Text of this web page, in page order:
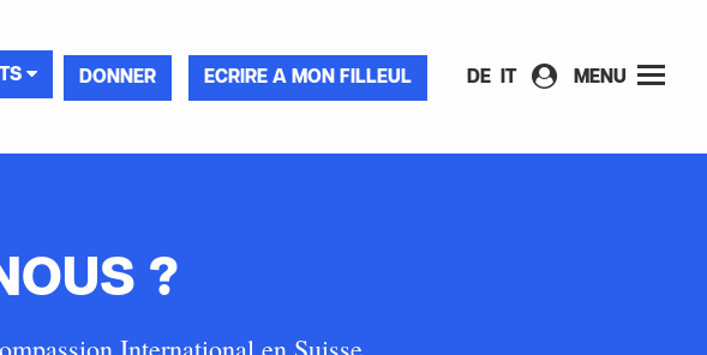
DONNER ECRIRE A MON FILLEUL DE IT MENU
?